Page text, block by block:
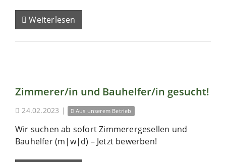
Weiterlesen
Zimmerer/in und Bauhelfer/in gesucht!
24.02.2023 | Aus unserem Betrieb
Wir suchen ab sofort Zimmerergesellen und
Bauhelfer (m|w|d) – Jetzt bewerben!